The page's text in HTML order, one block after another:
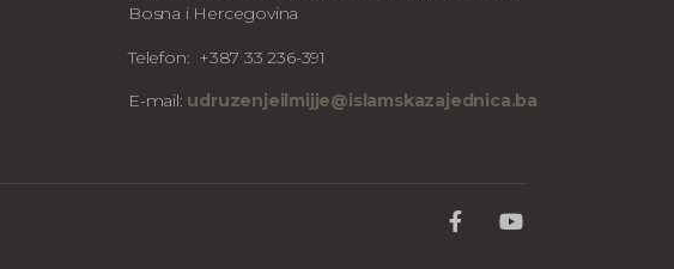
Bosna i Hercegovina
Telefon: +387 33 236-391
E-mail: udruzenjeilmijje@islamskazajednica.ba